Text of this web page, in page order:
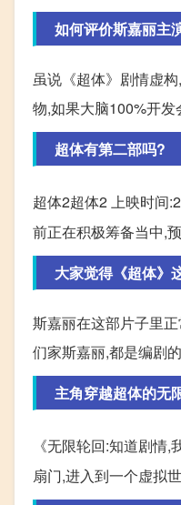
如何评价斯嘉丽主
虽说《超体》剧情虚
物,如果大脑100%开发
超体有第二部吗?
超体2超体2 上映时间
前正在积极筹备当中,
大家觉得《超体》
斯嘉丽在这部片子里
们家斯嘉丽,都是编剧的
主角穿越超体的无
《无限轮回:知道剧情
扇门,进入到一个虚拟